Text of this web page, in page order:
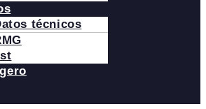
técnicos